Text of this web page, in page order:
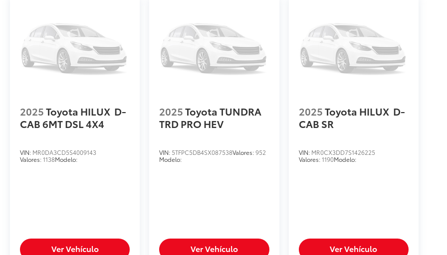
2025Toyota HILUX D-
CAB 6MT DSL 4X4
VIN: MR0DA3CD5S4009143
Valores:1138Modelo:
Ver Vehículo
2025Toyota TUNDRA
TRD PRO HEV
VIN: 5TFPC5DB4SX087538Valores:952
Modelo:
Ver Vehículo
2025Toyota HILUX D-
CAB SR
VIN: MR0CX3DD7S1426225
Valores:1190Modelo:
Ver Vehículo